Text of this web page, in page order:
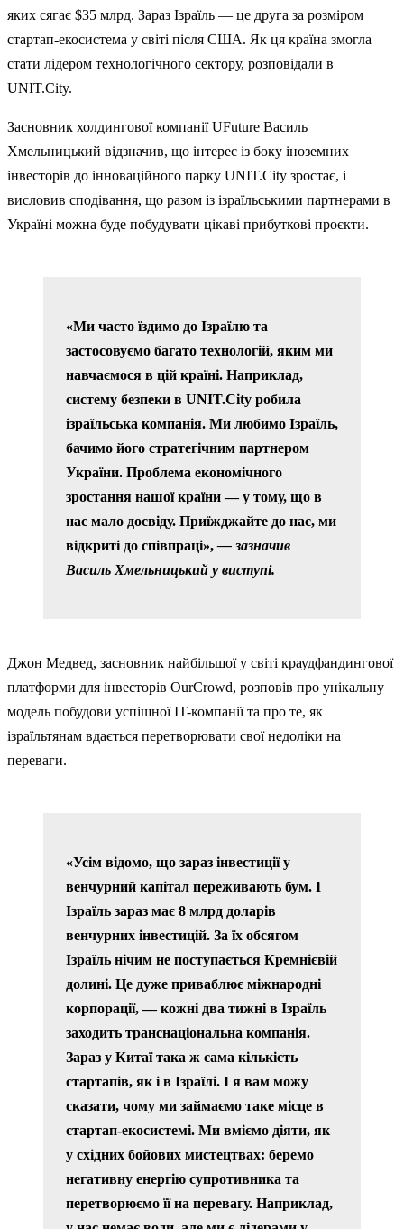
яких сягає $35 млрд. Зараз Ізраїль — це друга за розміром
стартап-екосистема у світі після США. Як ця країна змогла
стати лідером технологічного сектору, розповідали в
UNIT.City.
Засновник холдингової компанії UFuture Василь
Хмельницький відзначив, що інтерес із боку іноземних
інвесторів до інноваційного парку UNIT.City зростає, і
висловив сподівання, що разом із ізраїльськими партнерами в
Україні можна буде побудувати цікаві прибуткові проєкти.
«Ми часто їздимо до Ізраїлю та
застосовуємо багато технологій, яким ми
навчаємося в цій країні. Наприклад,
систему безпеки в UNIT.City робила
ізраїльська компанія. Ми любимо Ізраїль,
бачимо його стратегічним партнером
України. Проблема економічного
зростання нашої країни — у тому, що в
нас мало досвіду. Приїжджайте до нас, ми
відкриті до співпраці»,— зазначив
Василь Хмельницький у виступі.
Джон Медвед, засновник найбільшої у світі краудфандингової
платформи для інвесторів OurCrowd, розповів про унікальну
модель побудови успішної IT-компанії та про те, як
ізраїльтянам вдається перетворювати свої недоліки на
переваги.
«Усім відомо, що зараз інвестиції у
венчурний капітал переживають бум. І
Ізраїль зараз має 8 млрд доларів
венчурних інвестицій. За їх обсягом
Ізраїль нічим не поступається Кремнієвій
долині. Це дуже приваблює міжнародні
корпорації, — кожні два тижні в Ізраїль
заходить транснаціональна компанія.
Зараз у Китаї така ж сама кількість
стартапів, як і в Ізраїлі. І я вам можу
сказати, чому ми займаємо таке місце в
стартап-екосистемі. Ми вміємо діяти, як
у східних бойових мистецтвах: беремо
негативну енергію супротивника та
перетворюємо її на перевагу. Наприклад,